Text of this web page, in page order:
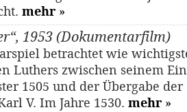
mehr »
1953 (Dokumentarfilm)
betrachtet wie
Luthers zwischen seinem
1505 und der Übergabe der
V. Im Jahre 1530. mehr »